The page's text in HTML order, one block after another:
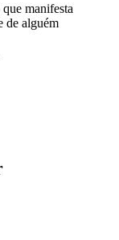
manifesta
de alguém